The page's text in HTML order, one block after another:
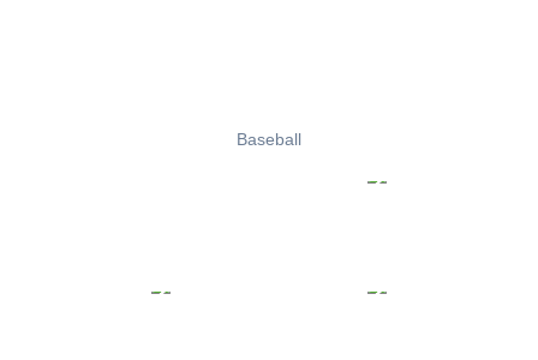
Baseball